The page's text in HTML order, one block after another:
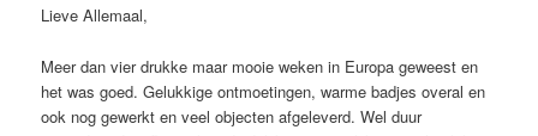
Lieve Allemaal,
Meer dan vier drukke maar mooie weken in Europa geweest en
het was goed. Gelukkige ontmoetingen, warme badjes overal en
ook nog gewerkt en veel objecten afgeleverd. Wel duur